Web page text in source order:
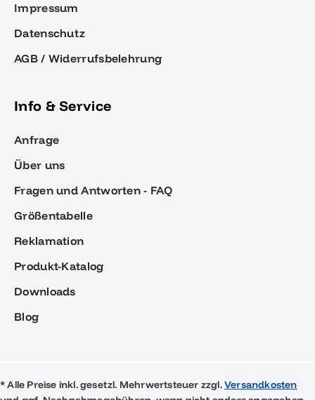
Impressum
Datenschutz
AGB / Widerrufsbelehrung
Info & Service
Anfrage
Über uns
Fragen und Antworten - FAQ
Größentabelle
Reklamation
Produkt-Katalog
Downloads
Blog
* Alle Preise inkl. gesetzl. Mehrwertsteuer zzgl.Versandkosten